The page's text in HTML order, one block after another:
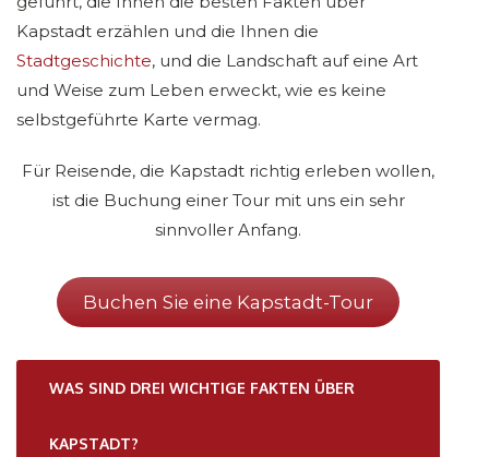
Kapstadt erzählen und die Ihnen die
Stadtgeschichte, und die Landschaft auf eine Art
und Weise zum Leben erweckt, wie es keine
selbstgeführte Karte vermag.
Für Reisende, die Kapstadt richtig erleben wollen,
ist die Buchung einer Tour mit uns ein sehr
sinnvoller Anfang.
Buchen Sie eine Kapstadt-Tour
WAS SIND DREI WICHTIGE FAKTEN ÜBER
KAPSTADT?